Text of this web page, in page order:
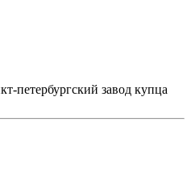
петербургский завод купца